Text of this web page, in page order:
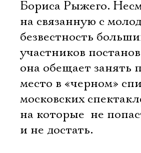
Бориса Рыжего.
на связанную с
безвестность
участников
она обещает занять
место в «черном»
московских
на которые  не
и не достать.